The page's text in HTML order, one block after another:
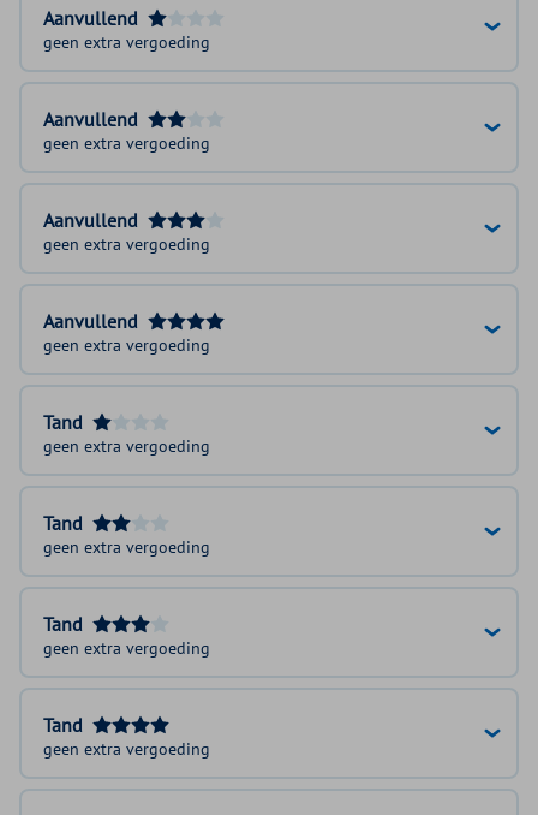
Aanvullend
geen extra vergoeding
Aanvullend
geen extra vergoeding
Aanvullend
geen extra vergoeding
Aanvullend
geen extra vergoeding
Tand
geen extra vergoeding
Tand
geen extra vergoeding
Tand
geen extra vergoeding
Tand
geen extra vergoeding